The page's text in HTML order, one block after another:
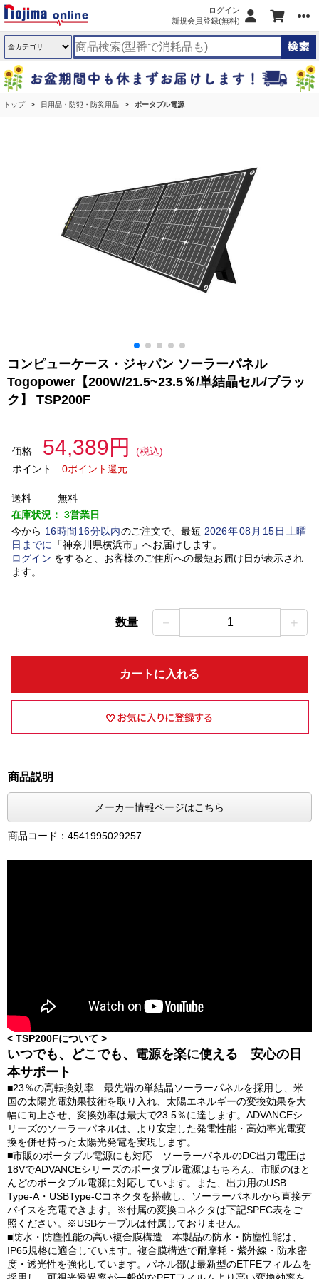
ログイン
新規会員登録(無料)
トップ 日用品・防犯・防災用品 ポータブル電源
コンピューケース・ジャパン ソーラーパネル
Togopower【200W/21.5~23.5％/単結晶セル/ブラッ
ク】 TSP200F
価格 54,389円
(税込)
ポイント
0ポイント還元
送料
無料
在庫状況： 3営業日
今から 16時間 16分以内のご注文で、最短 2026年08 月 15日土曜
日 までに 「神奈川県横浜市」 へお届けします。
ログイン をすると、お客様のご住所への最短お届け日が表示され
ます。
数量 － 1 ＋
カートに入れる
商品説明
メーカー情報ページはこちら
商品コード：4541995029257
< TSP200Fについて >
いつでも、どこでも、電源を楽に使える 安心の日
本サポート
■23％の高転換効率 最先端の単結晶ソーラーパネルを採用し、米
国の太陽光電効果技術を取り入れ、太陽エネルギーの変換効果を大
幅に向上させ、変換効率は最大で23.5％に達します。ADVANCEシ
リーズのソーラーパネルは、より安定した発電性能・高効率光電変
換を併せ持った太陽光発電を実現します。
■市販のポータブル電源にも対応 ソーラーパネルのDC出力電圧は
18VでADVANCEシリーズのポータブル電源はもちろん、市販のほと
んどのポータブル電源に対応しています。また、出力用のUSB
Type-A・USBType-Cコネクタを搭載し、ソーラーパネルから直接デ
バイスを充電できます。※付属の変換コネクタは下記SPEC表をご
照ください。※USBケーブルは付属しておりません。
■防水・防塵性能の高い複合膜構造 本製品の防水・防塵性能は、
IP65規格に適合しています。複合膜構造で耐摩耗・紫外線・防水密
度・透光性を強化しています。パネル部は最新型のETFEフィルムを